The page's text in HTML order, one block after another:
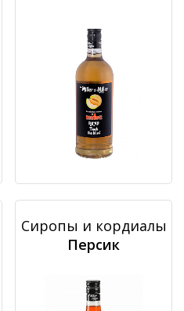
Сиропы и кордиалы
Персик